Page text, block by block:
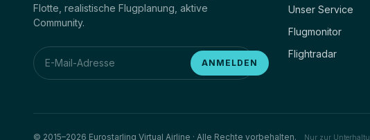
Flotte, realistische Flugplanung, aktive
Community.
ANMELDEN
Unser Service
Flugmonitor
Flightradar
© 2015–2026 Eurostarling Virtual Airline · Alle Rechte vorbehalten. Nur zur